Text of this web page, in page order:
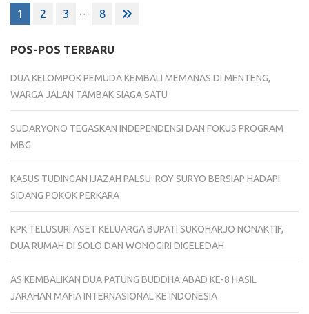
Navigasi
pos
1 2 3 … 8
POS-POS TERBARU
DUA KELOMPOK PEMUDA KEMBALI MEMANAS DI MENTENG,
WARGA JALAN TAMBAK SIAGA SATU
SUDARYONO TEGASKAN INDEPENDENSI DAN FOKUS PROGRAM
MBG
KASUS TUDINGAN IJAZAH PALSU: ROY SURYO BERSIAP HADAPI
SIDANG POKOK PERKARA
KPK TELUSURI ASET KELUARGA BUPATI SUKOHARJO NONAKTIF,
DUA RUMAH DI SOLO DAN WONOGIRI DIGELEDAH
AS KEMBALIKAN DUA PATUNG BUDDHA ABAD KE-8 HASIL
JARAHAN MAFIA INTERNASIONAL KE INDONESIA